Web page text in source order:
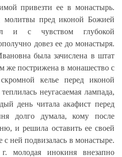
привезти ее в монастырь.
молитвы пред иконой Божией
и с чувством глубокой
довез ее до монастыря.
была зачислена в штат
же пострижена в монашество с
келье перед иконой
неугасаемая лампада,
день читала акафист перед
долго думала, кому после
и решила оставить ее своей
с ней подвизалась в монастыре.
молодая инокиня внезапно